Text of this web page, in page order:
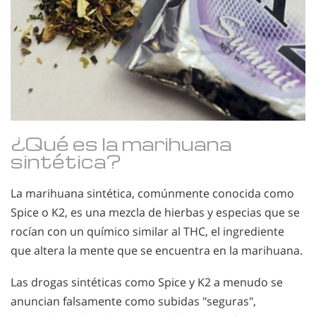
¿Qué es la marihuana
sintética?
La marihuana sintética, comúnmente conocida como
Spice o K2, es una mezcla de hierbas y especias que se
rocían con un químico similar al THC, el ingrediente
que altera la mente que se encuentra en la marihuana.
Las drogas sintéticas como Spice y K2 a menudo se
anuncian falsamente como subidas "seguras",